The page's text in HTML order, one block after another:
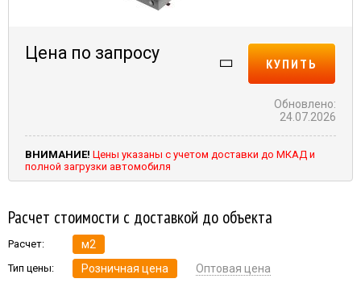
Цена по запросу
КУПИТЬ
Обновлено:
24.07.2026
ВНИМАНИЕ! Цены указаны с учетом доставки до МКАД и
полной загрузки автомобиля
Расчет стоимости с доставкой до объекта
Расчет: м2
Тип цены: Розничная цена Оптовая цена